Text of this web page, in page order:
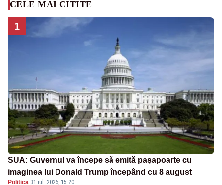
CELE MAI CITITE
1
SUA: Guvernul va începe să emită paşapoarte cu
imaginea lui Donald Trump începând cu 8 august
Politica·31 iul. 2026, 15:20